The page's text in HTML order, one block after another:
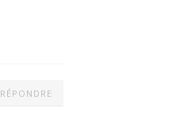
RÉPONDRE